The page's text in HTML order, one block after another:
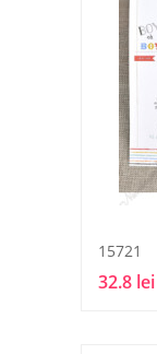
15721
32.8 lei